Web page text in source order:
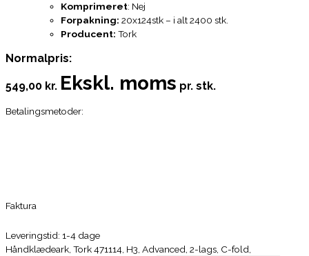
Komprimeret: Nej
Forpakning: 20x124stk – i alt 2400 stk.
Producent: Tork
Normalpris:
549,00 kr. Ekskl. moms pr. stk.
Betalingsmetoder:
Faktura
Leveringstid: 1-4 dage
Håndklædeark, Tork 471114, H3, Advanced, 2-lags, C-fold,